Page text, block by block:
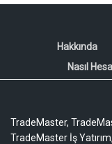
Hakkında
Nasıl
TradeMaster,
TradeMaster İş